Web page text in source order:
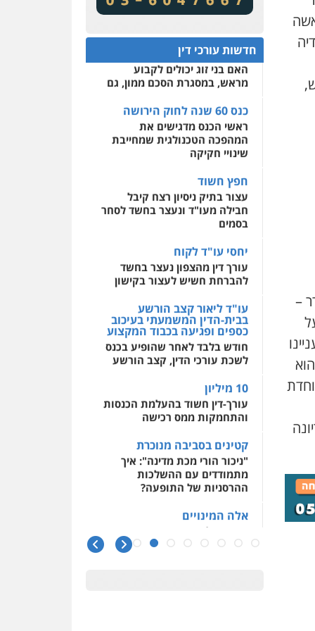
–
שירותים מקצועיים לעורכי
דין
0522508109
אחסון אתרים
מהירות הגנה גיבוי
לעורכי דין
מרכז התחלה חדשה
שירותים מקצועיים לעורכי
דין
0544500346
חדשות עורכי דין
מע"מ ומוסדות ללא כוונת רווח
המתח שבין חוק יחסי ממון
לבין חוק הירושה
האם בני זוג יכולים לקבוע
מראש, במסגרת הסכם ממון, גם
כנס 60 שנה לחוק הירושה
ראשי הכנס מדגישים את
המהפכה הטכנולגית שמחייבת
שינויי חקיקה
חפץ חשוד
עצור בתיק ניסיון רצח קיבל
חבילה מעו"ד ונעצר בחשד לסחר
בסמים
יחסי עו"ד לקוח
עורך דין מהצפון נעצר בחשד
להברחת חשיש לעצור בקישון
עו"ד ליאור קצב הורשע
בבית-הדין המשמעתי בעיכוב
כספים ופגיעה בכבוד המקצוע
חודש בלבד לאחר שהופיע בכנס
לשכת עורכי הדין, קצב הורשע
10 מיליון
עורך-דין חשוד בהעלמת הכנסות
והתחמקות ממס רכישה
קטינים בסביבה מנוכרת
"ניכור הורי מכת מדינה": איך
מתמודדים עם ההשלכות
ההרסניות של התופעה?
אלה המינויים
הוועדה לבחירת שופטים בחרה
26 שופטים ורשמים נוספים